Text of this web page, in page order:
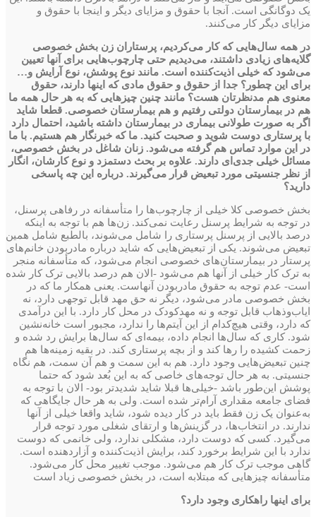
یک دوگانگی است. آنجا با حقوق و مزایای دیگر و اینجا با حقوق و
مزایای دیگر کار می‌کنند.
در همه سال‌هایی که کار می‌کردیم، پرستاران زن بخش خصوصی
گلایه‌های زیادی داشتند، می‌دیدیم حتی چارچوب‌هایی برای آنها تعیین
می‌شود که خیلی اذیت‌کننده است. مانند نوع پوشش، نوع آرایش و…‌
برای این چطور؟ جدا از حقوق و حقوق مادی که اینها دارند، حقوق
معنوی هم مدنظرتان هست؟ مانند چنین چیزهایی که به ‌هر حال همه ما
هم در بیمارستان دولتی رفتیم و هم بیمارستان خصوصی. قطعا شاید
اگر به ‌صورت طولانی‌ بیماری در بیمارستان داشته باشید، احتمال دارد
با پرستاری دوست شوید و صحبت کنید. ما که خبرنگار هم هستیم. با ما
در این موارد تماس هم گرفته می‌شود. زنان شاغل در بخش خصوصی،
مسائل خیلی جدی‌ای دارند. علاوه بر بحث دستمزد و نوع کارشان، ‌انگار
از نظر جنسیتی مورد تبعیض قرار می‌گیرند. درباره این چه پاسخی
دارید؟
بخش خصوصی کلا خیلی از چارچوب‌ها را متأسفانه در رفاهی پرسنل،
در توجه به شرایط پرسنل رعایت نمی‌کند. زن‌ها هم با توجه به اینکه
درصد بالایی از پرسنل پرستاری را شامل می‌شوند، بالطبع شامل همین
تبعیض می‌شوند. یکی از تبعیض‌هایی که شاید در‌باره مادر‌بودن خانم‌های
پرستار در بیمارستان‌های خصوصی انجام می‌شود، که متأسفانه منجر
به ترک کار خیلی از آنها هم می‌شود -الان هم درصد بالایی ترک کار شده
است- عدم توجه به حقوق مادر‌بودن آنهاست. یعنی همکار ما که در
بخش خصوصی‌ مادر می‌شود، دیگر نه حق مهد قابل توجهی دارد، نه
ایاب‌و‌ذهاب قابل توجه و نه مهد‌کودک در محل کار دارد. با این درآمدی
که دارد، وقتی هیچ‌کدام از این آیتم‌ها را ندارد، مجبور است خانه‌نشین
شود. کاری که سال‌ها انجام داده، بیمه‌ای که سال‌ها برایش رد شده و
زحمت کشیده را رها کند و از بچه پرستاری کند. در بقیه زمینه‌ها هم
چنین تبعیض‌هایی وجود دارد. هم به این سمت و هم آن سمت، هم نگاه
جنسیتی. به‌ هر حال توجه‌های خاصی که به این بُعد شود که حتما
پوشش این‌طور باشد -خیلی‌ها قبلا شاید شدیدتر بود- الان با توجه به
فضای جامعه مقداری آرام‌تر شده است. ولی به ‌هر حال جایگاهی که
به‌عنوان یک زن فقط باید در کار دیده شود، شاید واقعا خیلی از آنها
ندارند. در انتخاب‌ها، در گزینش‌ها و ارتقای شغلی مورد توجه قرار
می‌گیرد. کسی که دوست دارد، مشکلی ندارد، ولی خانمی که دوست
ندارد با این شرایط برخورد کند، برایش اذیت‌کننده و آزاردهنده است.
گاهی موجب ترک کار هم می‌شود. موجب تغییر محل کار می‌شود.
متأسفانه چیزهایی که مبتلابه است، در بخش خصوصی زیاد است
برای اینها راهکاری وجود دارد؟